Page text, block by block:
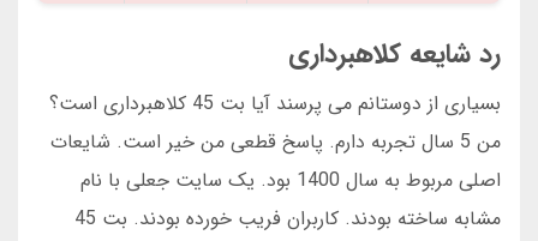
رد شایعه کلاهبرداری
بسیاری از دوستانم می پرسند آیا بت 45 کلاهبرداری است؟
من 5 سال تجربه دارم. پاسخ قطعی من خیر است. شایعات
اصلی مربوط به سال 1400 بود. یک سایت جعلی با نام
مشابه ساخته بودند. کاربران فریب خورده بودند. بت 45